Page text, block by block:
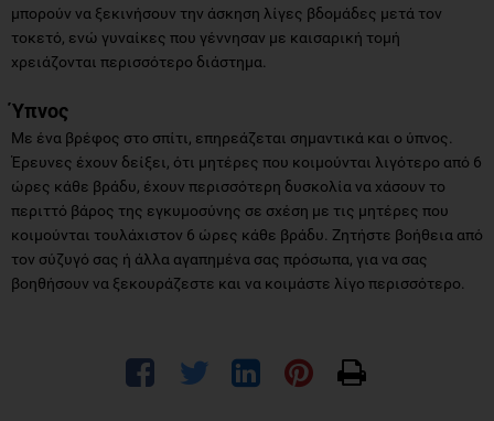
μπορούν να ξεκινήσουν την άσκηση λίγες βδομάδες μετά τον
τοκετό, ενώ γυναίκες που γέννησαν με καισαρική τομή
χρειάζονται περισσότερο διάστημα.
Ύπνος
Με ένα βρέφος στο σπίτι, επηρεάζεται σημαντικά και ο ύπνος.
Έρευνες έχουν δείξει, ότι μητέρες που κοιμούνται λιγότερο από 6
ώρες κάθε βράδυ, έχουν περισσότερη δυσκολία να χάσουν το
περιττό βάρος της εγκυμοσύνης σε σχέση με τις μητέρες που
κοιμούνται τουλάχιστον 6 ώρες κάθε βράδυ. Ζητήστε βοήθεια από
τον σύζυγό σας ή άλλα αγαπημένα σας πρόσωπα, για να σας
βοηθήσουν να ξεκουράζεστε και να κοιμάστε λίγο περισσότερο.